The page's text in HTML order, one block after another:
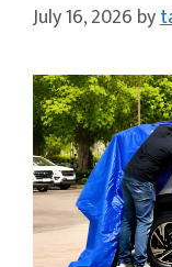
July 16, 2026 by